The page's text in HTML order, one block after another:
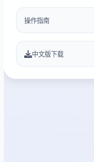
操作指南
中文版下载